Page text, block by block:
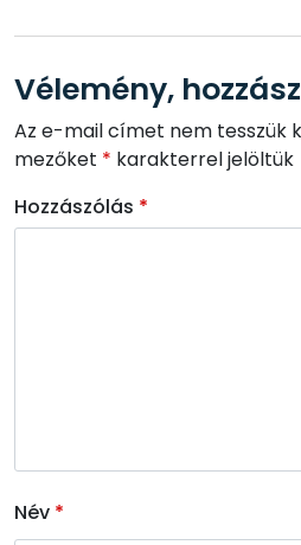
Vélemény,
Az e-mail címet nem tesszük
mezőket * karakterrel jelöltük
Hozzászólás *
Név *